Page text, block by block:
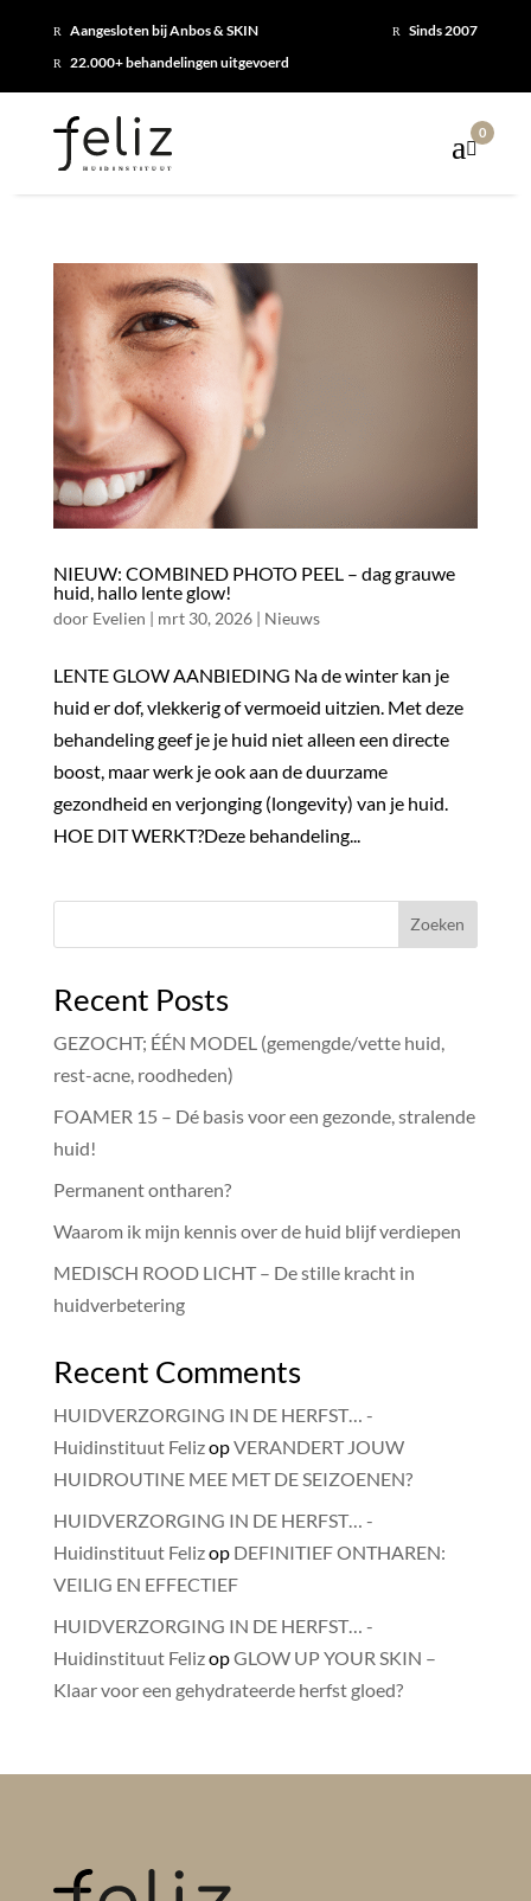
R Aangesloten bij Anbos & SKIN R Sinds 2007
R 22.000+ behandelingen uitgevoerd

0
NIEUW: COMBINED PHOTO PEEL – dag grauwe
huid, hallo lente glow!
door Evelien | mrt 30, 2026| Nieuws
LENTE GLOW AANBIEDING Na de winter kan je
huid er dof, vlekkerig of vermoeid uitzien. Met deze
behandeling geef je je huid niet alleen een directe
boost, maar werk je ook aan de duurzame
gezondheid en verjonging (longevity) van je huid.
HOE DIT WERKT?Deze behandeling...
Zoeken
Recent Posts
GEZOCHT; ÉÉN MODEL (gemengde/vette huid,
rest-acne, roodheden)
FOAMER 15 – Dé basis voor een gezonde, stralende
huid!
Permanent ontharen?
Waarom ik mijn kennis over de huid blijf verdiepen
MEDISCH ROOD LICHT – De stille kracht in
huidverbetering
Recent Comments
HUIDVERZORGING IN DE HERFST… -
Huidinstituut FelizopVERANDERT JOUW
HUIDROUTINE MEE MET DE SEIZOENEN?
HUIDVERZORGING IN DE HERFST… -
Huidinstituut Felizop DEFINITIEF ONTHAREN:
VEILIG EN EFFECTIEF
HUIDVERZORGING IN DE HERFST… -
Huidinstituut FelizopGLOW UP YOUR SKIN –
Klaar voor een gehydrateerde herfst gloed?